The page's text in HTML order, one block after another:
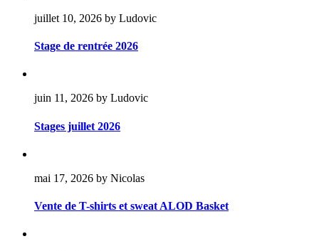
juillet 10, 2026 by Ludovic
Stage de rentrée 2026
juin 11, 2026 by Ludovic
Stages juillet 2026
mai 17, 2026 by Nicolas
Vente de T-shirts et sweat ALOD Basket